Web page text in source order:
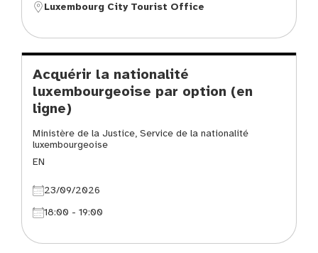
Luxembourg City Tourist Office
Acquérir la nationalité
luxembourgeoise par option (en
ligne)
Ministère de la Justice, Service de la nationalité
luxembourgeoise
EN
23/09/2026
18:00 - 19:00